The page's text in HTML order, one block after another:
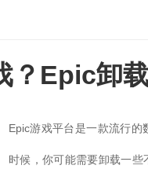
？Epic卸
Epic游戏平台是一款流行
时候，你可能需要卸载一